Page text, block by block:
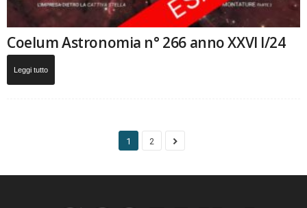
Coelum Astronomia n° 266 anno XXVI I/24
Leggi tutto
1 2